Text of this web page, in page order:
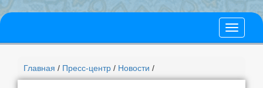
Главная / Пресс-центр / Новости /